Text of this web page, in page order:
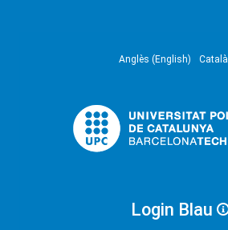
Anglès (English) Català
Login Blau